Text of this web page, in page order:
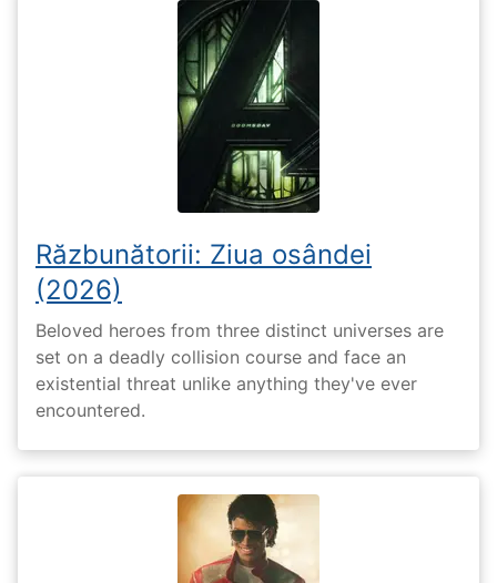
Răzbunătorii: Ziua osândei
(2026)
Beloved heroes from three distinct universes are
set on a deadly collision course and face an
existential threat unlike anything they've ever
encountered.